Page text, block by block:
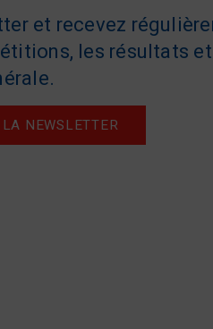
et recevez
les résultats
NEWSLETTER